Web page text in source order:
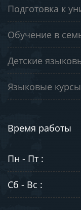
Подготовка к
Обучение в
Детские
Языковые
Время работы
Пн - Пт :
Сб - Вс :